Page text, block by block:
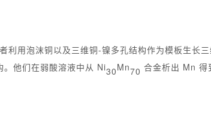
用泡沫铜以及三维铜-镍多孔结构作为模板生长
他们在弱酸溶液中从 Ni30Mn70 合金析出 Mn 得